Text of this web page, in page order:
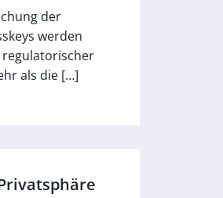
der
werden
regulatorischer
als die […]